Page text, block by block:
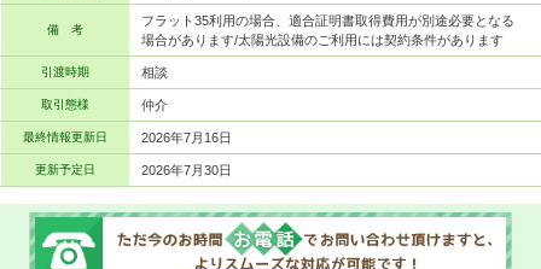
備 考
フラット35利用の場合、適合証明書取得費用が別途必要となる
場合があります/太陽光設備のご利用には契約条件があります
引渡時期 相談
取引態様 仲介
最終情報更新日 2026年7月16日
更新予定日 2026年7月30日